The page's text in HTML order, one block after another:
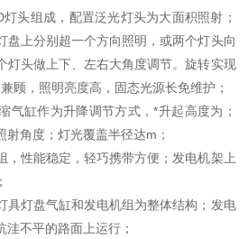
头组成，配置泛光灯头为大面积照射；
盘上分别超一个方向照明，或两个灯头向
灯头做上下、左右大角度调节。旋转实现
顾，照明亮度高，固态光源长免维护；
气缸作为升降调节方式，*升起高度为；
射角度；灯光覆盖半径达m；
，性能稳定，轻巧携带方便；发电机架上
具灯盘气缸和发电机组为整体结构；发电
不平的路面上运行；